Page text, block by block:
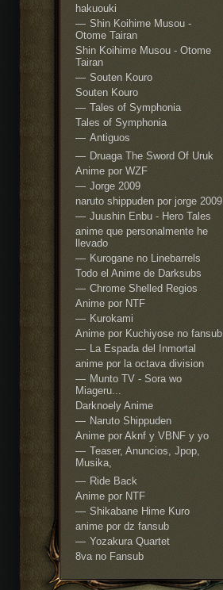
hakuouki
Shin Koihime Musou -
Otome Tairan
Shin Koihime Musou - Otome
Tairan
Souten Kouro
Souten Kouro
Tales of Symphonia
Tales of Symphonia
Antiguos
Druaga The Sword Of Uruk
Anime por WZF
Jorge 2009
naruto shippuden por jorge 2009
Juushin Enbu - Hero Tales
anime que personalmente he
llevado
Kurogane no Linebarrels
Todo el Anime de Darksubs
Chrome Shelled Regios
Anime por NTF
Kurokami
Anime por Kuchiyose no fansub
La Espada del Inmortal
anime por la octava division
Munto TV - Sora wo
Miageru...
Darknoely Anime
Naruto Shippuden
Anime por Aknf y VBNF y yo
Teaser, Anuncios, Jpop,
Musika,
Ride Back
Anime por NTF
Shikabane Hime Kuro
anime por dz fansub
Yozakura Quartet
8va no Fansub